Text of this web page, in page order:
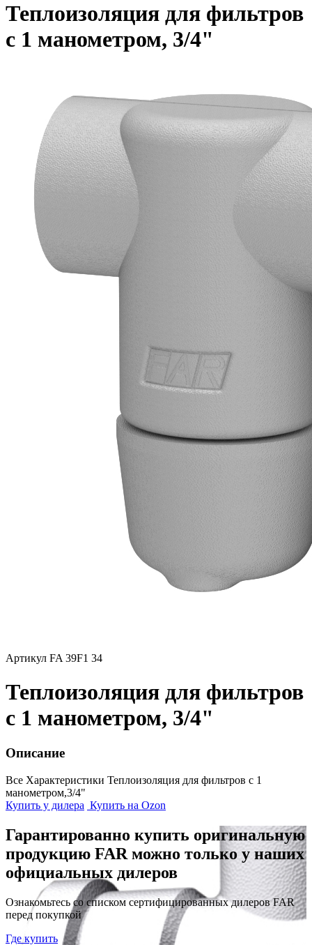
Теплоизоляция для фильтров
с 1 манометром, 3/4"
Артикул FA 39F1 34
Теплоизоляция для фильтров
с 1 манометром, 3/4"
Описание
Все Характеристики Теплоизоляция для фильтров с 1
манометром,3/4"
Купить у дилера Купить на Ozon
Гарантированно купить оригинальную
продукцию FAR можно только у наших
официальных дилеров
Ознакомьтесь со списком сертифицированных дилеров FAR
перед покупкой
Где купить